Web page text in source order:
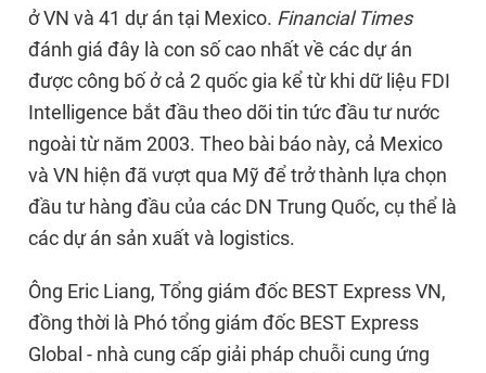
ở VN và 41 dự án tại Mexico. Financial Times
đánh giá đây là con số cao nhất về các dự án
được công bố ở cả 2 quốc gia kể từ khi dữ liệu FDI
Intelligence bắt đầu theo dõi tin tức đầu tư nước
ngoài từ năm 2003. Theo bài báo này, cả Mexico
và VN hiện đã vượt qua Mỹ để trở thành lựa chọn
đầu tư hàng đầu của các DN Trung Quốc, cụ thể là
các dự án sản xuất và logistics.
Ông Eric Liang, Tổng giám đốc BEST Express VN,
đồng thời là Phó tổng giám đốc BEST Express
Global - nhà cung cấp giải pháp chuỗi cung ứng